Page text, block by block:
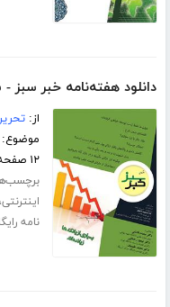
دانلود هفته‌نامه خبر سبز -
از:
موضوع:
۱۲ صفحه
اینترنتی
نامه